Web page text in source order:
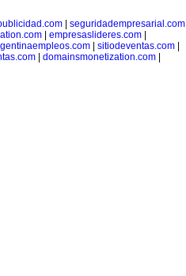
| seguridadempresarial.com|
| empresaslideres.com|
sitiodeventas.com
| domainsmonetization.com|